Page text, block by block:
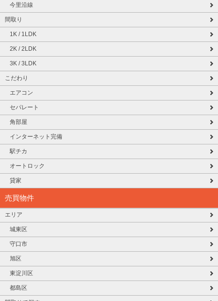
今里沿線
間取り
1K / 1LDK
2K / 2LDK
3K / 3LDK
こだわり
エアコン
セパレート
角部屋
インターネット完備
駅チカ
オートロック
貸家
売買物件
エリア
城東区
守口市
旭区
東淀川区
都島区